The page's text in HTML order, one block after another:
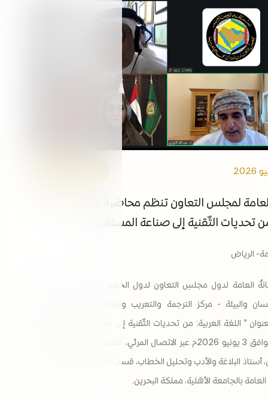
لمجلس التعاون تنظم محاضرة بعنوان " اللغة
تحديات التِّقنية إلى صناعة المستقبل"
الرياض
العامة لدول مجلسِ التعاون لدول الخليج العربية ممثلة بقطاع
والبيئة - مركز الترجمة والتعريب والاهتمام باللغة العربية -،
" اللغة العربية: من تحديات التِّقنية إلى صناعة المستقبل" اليوم
الأربعاء الموافق 3 يونيو 2026م عبر الاتصال المرئي، قدَّمها الأستاذ الدكتور علي
أستاذ البلاغة والأدب وتحليل الخطاب، قسم العلوم الرياضية واللغات
بالجامعة الأهلية، مملكة البحرين.